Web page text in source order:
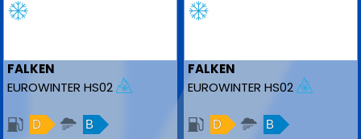
FALKEN
EUROWINTER HS02
D B
FALKEN
EUROWINTER HS02
D B